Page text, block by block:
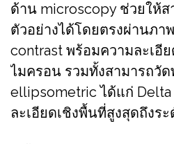
ด้าน microscopy ช่วยให้ส
ตัวอย่างได้โดยตรงผ่านภ
contrast พร้อมความละเอีย
ไมครอน รวมทั้งสามารถวัด
ellipsometric ได้แก่
ละเอียดเชิงพื้นที่สูงสุดถึงร